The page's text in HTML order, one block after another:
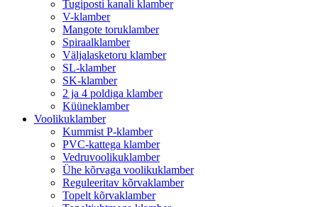
Tugiposti kanali klamber
V-klamber
Mangote toruklamber
Spiraalklamber
Väljalasketoru klamber
SL-klamber
SK-klamber
2 ja 4 poldiga klamber
Küüneklamber
Voolikuklamber
Kummist P-klamber
PVC-kattega klamber
Vedruvoolikuklamber
Ühe kõrvaga voolikuklamber
Reguleeritav kõrvaklamber
Topelt kõrvaklamber